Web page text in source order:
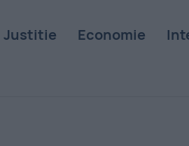
Justitie Economie